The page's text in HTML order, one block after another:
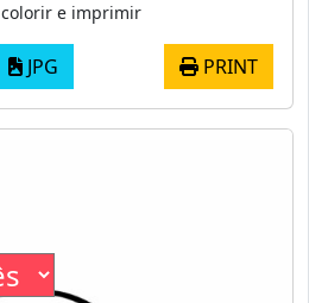
e imprimir
JPG PRINT